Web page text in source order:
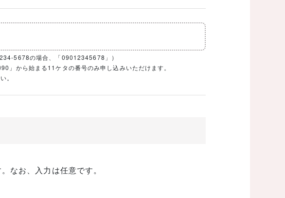
5678の場合、「09012345678」）
」から始まる11ケタの番号のみ申し込みいただけます。
。
なお、入力は任意です。